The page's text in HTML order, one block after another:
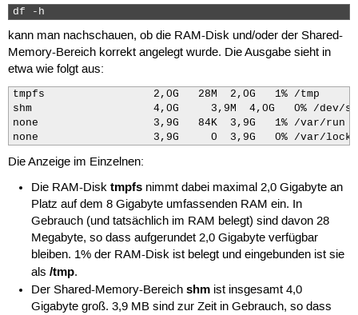
df -h
kann man nachschauen, ob die RAM-Disk und/oder der Shared-
Memory-Bereich korrekt angelegt wurde. Die Ausgabe sieht in
etwa wie folgt aus:
tmpfs                 2,0G   28M  2,0G   1% /tmp
shm                   4,0G     3,9M  4,0G   0% /dev/
none                  3,9G   84K  3,9G   1% /var/run
none                  3,9G     0  3,9G   0% /var/lock
Die Anzeige im Einzelnen:
Die RAM-Disktmpfs nimmt dabei maximal 2,0 Gigabyte an
Platz auf dem 8 Gigabyte umfassenden RAM ein. In
Gebrauch (und tatsächlich im RAM belegt) sind davon 28
Megabyte, so dass aufgerundet 2,0 Gigabyte verfügbar
bleiben. 1% der RAM-Disk ist belegt und eingebunden ist sie
als/tmp.
Der Shared-Memory-Bereichshm ist insgesamt 4,0
Gigabyte groß. 3,9 MB sind zur Zeit in Gebrauch, so dass